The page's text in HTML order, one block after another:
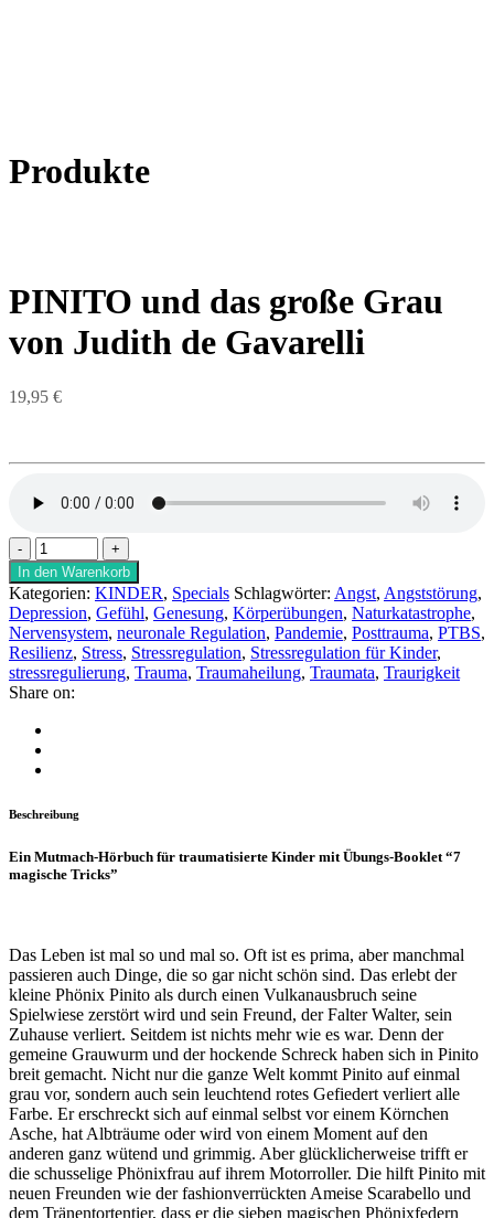
Produkte
PINITO und das große Grau
von Judith de Gavarelli
19,95 €
In den Warenkorb
Kategorien: KINDER, Specials Schlagwörter: Angst, Angststörung,
Depression, Gefühl, Genesung, Körperübungen, Naturkatastrophe,
Nervensystem, neuronale Regulation, Pandemie, Posttrauma, PTBS,
Resilienz, Stress, Stressregulation, Stressregulation für Kinder,
stressregulierung, Trauma, Traumaheilung, Traumata, Traurigkeit
Share on:
Beschreibung
Ein Mutmach-Hörbuch für traumatisierte Kinder mit Übungs-Booklet “7
magische Tricks”
Das Leben ist mal so und mal so. Oft ist es prima, aber manchmal
passieren auch Dinge, die so gar nicht schön sind. Das erlebt der
kleine Phönix Pinito als durch einen Vulkanausbruch seine
Spielwiese zerstört wird und sein Freund, der Falter Walter, sein
Zuhause verliert. Seitdem ist nichts mehr wie es war. Denn der
gemeine Grauwurm und der hockende Schreck haben sich in Pinito
breit gemacht. Nicht nur die ganze Welt kommt Pinito auf einmal
grau vor, sondern auch sein leuchtend rotes Gefiedert verliert alle
Farbe. Er erschreckt sich auf einmal selbst vor einem Körnchen
Asche, hat Albträume oder wird von einem Moment auf den
anderen ganz wütend und grimmig. Aber glücklicherweise trifft er
die schusselige Phönixfrau auf ihrem Motorroller. Die hilft Pinito mit
neuen Freunden wie der fashionverrückten Ameise Scarabello und
dem Tränentortentier, dass er die sieben magischen Phönixfedern